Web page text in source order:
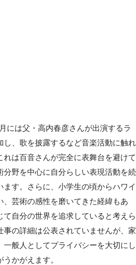
には父・高内春彦さんが出演するラ
し、歌を披露するなど音楽活動に触れ
れは百音さんが完全に表舞台を避けて
分野を中心に自分らしい表現活動を続
ます。さらに、小学生の頃からハワイ
、芸術の感性を磨いてきた経緯もあ
て自分の世界を追求していると考えら
事の詳細は公表されていませんが、家
一般人としてプライバシーを大切にし
かがえます。